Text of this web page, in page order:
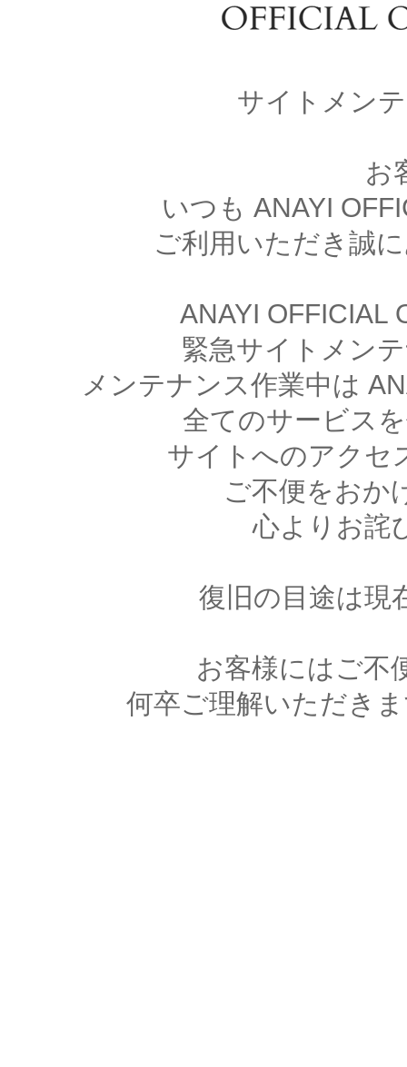
サイトメン
お
いつも ANAYI
ご利用いただき誠
ANAYI OFFICIAL
緊急サイトメン
メンテナンス作業中は
全てのサービス
サイトへのアクセ
ご不便をおか
心よりお詫
復旧の目途は現
お客様にはご不
何卒ご理解いただき